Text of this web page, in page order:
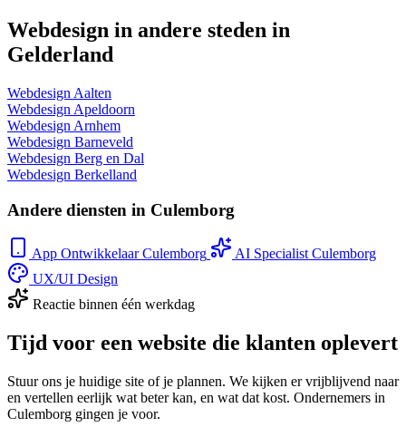
Webdesign in andere steden in
Gelderland
Webdesign Aalten
Webdesign Apeldoorn
Webdesign Arnhem
Webdesign Barneveld
Webdesign Berg en Dal
Webdesign Berkelland
Andere diensten in Culemborg
App Ontwikkelaar Culemborg
AI Specialist Culemborg
UX/UI Design
Reactie binnen één werkdag
Tijd voor een website die klanten oplevert
Stuur ons je huidige site of je plannen. We kijken er vrijblijvend naar
en vertellen eerlijk wat beter kan, en wat dat kost. Ondernemers in
Culemborg gingen je voor.